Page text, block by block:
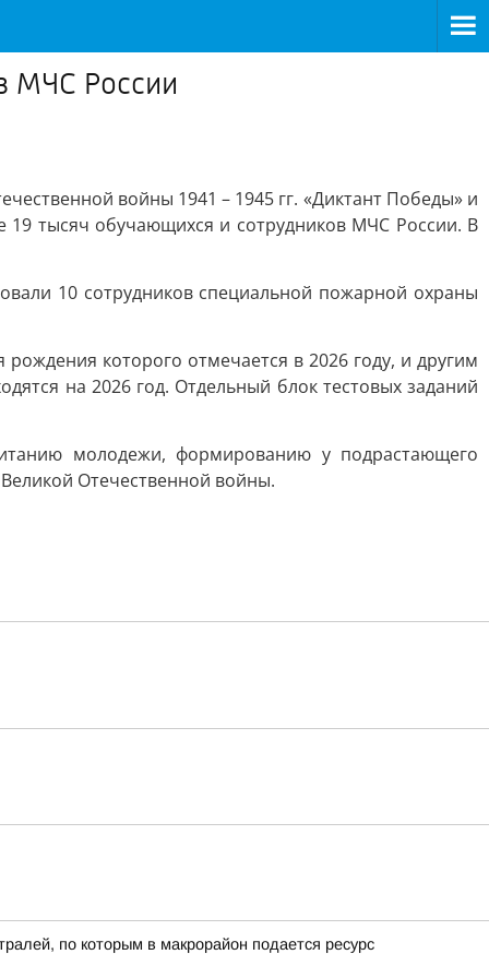
МЧС России
войны 1941 – 1945 гг. «Диктант Победы» и
19 тысяч обучающихся и сотрудников МЧС России. В
10 сотрудников специальной пожарной охраны
которого отмечается в 2026 году, и другим
на 2026 год. Отдельный блок тестовых заданий
молодежи, формированию у подрастающего
Отечественной войны.
по которым в макрорайон подается ресурс